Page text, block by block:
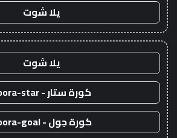
يلا شوت
يلا شوت
كورة ستار - koora-star
كورة جول - koora-goal